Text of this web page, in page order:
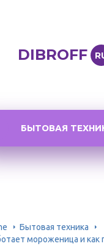
DIBROFF
БЫТОВАЯ
Бытовая техника
мороженица и